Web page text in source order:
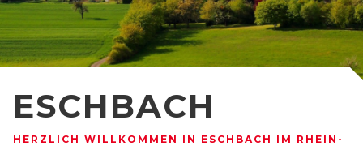
ESCHBACH
HERZLICH WILLKOMMEN IN ESCHBACH IM RHEIN-